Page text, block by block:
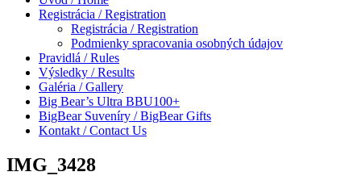
Registrácia / Registration
Registrácia / Registration
Podmienky spracovania osobných údajov
Pravidlá / Rules
Výsledky / Results
Galéria / Gallery
Big Bear’s Ultra BBU100+
BigBear Suveníry / BigBear Gifts
Kontakt / Contact Us
IMG_3428